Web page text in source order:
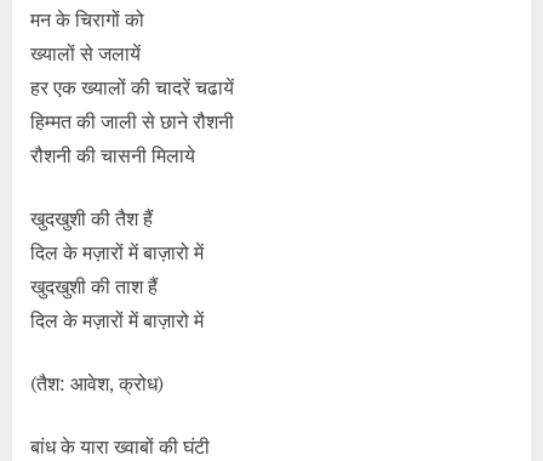
मन के चिरागों को
ख्यालों से जलायें
हर एक ख्यालों की चादरें चढायें
हिम्मत की जाली से छाने रौशनी
रौशनी की चासनी मिलाये
खुदखुशी की तैश हैं
दिल के मज़ारों में बाज़ारो में
खुदखुशी की ताश हैं
दिल के मज़ारों में बाज़ारो में
(तैश: आवेश, क्रोध)
बांध के यारा ख्वाबों की घंटी